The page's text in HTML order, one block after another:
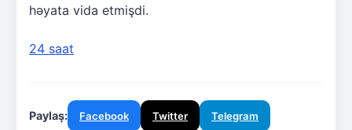
həyata vida etmişdi.
24 saat
Paylaş: Facebook Twitter Telegram